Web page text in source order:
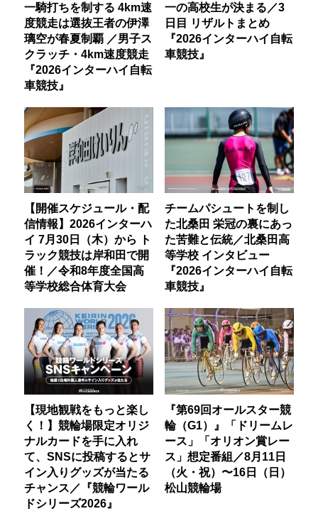
一騎打ちを制する 4km速
度競走は選抜王者の伊澤
璃空が春夏制覇 ／男子ス
クラッチ・4km速度競走
『2026インターハイ自転
車競技』
一の高校生が決まる／3
日目 リザルトまとめ
『2026インターハイ自転
車競技』
【開催スケジュール・配
信情報】2026インターハ
イ 7月30日（木）から ト
ラック競技は岸和田で開
催！／令和8年度全国高
等学校総合体育大会
チームパシュートを制し
た北桑田 栄冠の裏にあっ
た苦難と伝統／北桑田高
等学校 インタビュー
『2026インターハイ自転
車競技』
【現地観戦をもっと楽し
く！】競輪場限定オリジ
ナルカードを手に入れ
て、SNSに投稿するとサ
イン入りグッズが当たる
チャンス／『競輪ワール
ドシリーズ2026』
『第69回オールスター競
輪（G1）』「ドリームレ
ース」「オリオン賞レー
ス」想定番組／8月11日
（火・祝）〜16日（日）
松山競輪場